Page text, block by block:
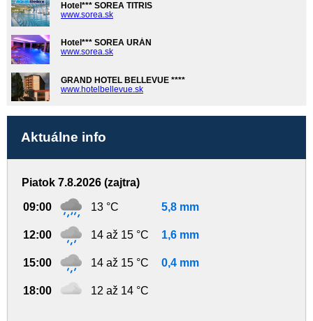
Hotel*** SOREA TITRIS
www.sorea.sk
Hotel*** SOREA URÁN
www.sorea.sk
GRAND HOTEL BELLEVUE ****
www.hotelbellevue.sk
Aktuálne info
Piatok 7.8.2026 (zajtra)
09:00 13 °C 5,8 mm
12:00 14 až 15 °C 1,6 mm
15:00 14 až 15 °C 0,4 mm
18:00 12 až 14 °C